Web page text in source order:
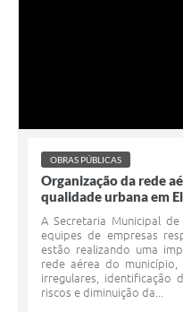
OBRAS PÚBLICAS
Organização da rede
qualidade urbana em
A Secretaria Municipal
equipes de empresas
estão realizando uma
rede aérea do
irregulares, identificação
riscos e diminuição da...